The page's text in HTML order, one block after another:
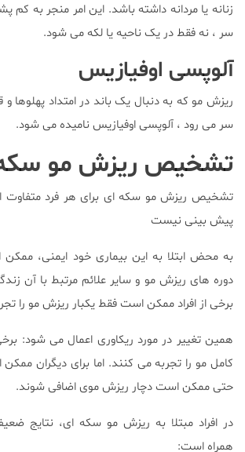
زنانه یا مردانه داشته باشد. این امر منجر به کم
سر ، نه فقط در یک ناحیه یا لکه می شود.
آلوپسی اوفیازیس
ریزش مو که به دنبال یک باند در امتداد
سر می رود ، آلوپسی اوفیازیس نامیده می شود.
تشخیص ریزش مو
تشخیص ریزش مو سکه ای برای هر فرد
پیش بینی نیست
به محض ابتلا به این بیماری خود ایمنی، ممکن
دوره های ریزش مو و سایر علائم مرتبط با آن
برخی از افراد ممکن است فقط یکبار ریزش مو را
همین تغییر در مورد ریکاوری اعمال می شود:
کامل مو را تجربه می کنند. اما برای دیگران
حتی ممکن است دچار ریزش موی اضافی شوند.
در افراد مبتلا به ریزش مو سکه ای، نتایج
همراه است: